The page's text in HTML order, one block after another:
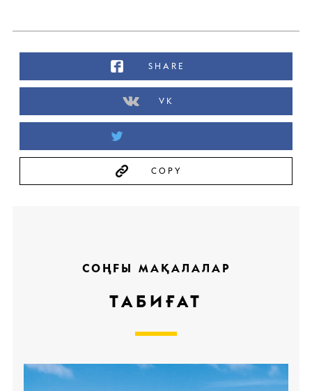
SHARE
VK
COPY
СОҢҒЫ МАҚАЛАЛАР
ТАБИҒАТ